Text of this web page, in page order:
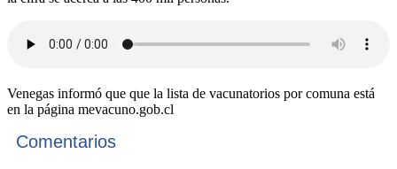
Venegas informó que que la lista de vacunatorios por comuna está
en la página mevacuno.gob.cl
Comentarios